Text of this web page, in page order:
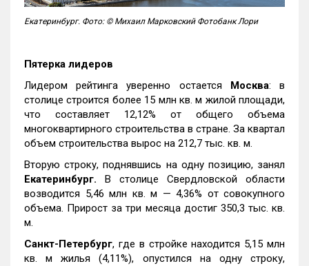
Екатеринбург. Фото: © Михаил Марковский Фотобанк Лори
Пятерка лидеров
Лидером рейтинга уверенно остается
Москва: в
столице строится более 15 млн кв. м жилой площади,
что составляет 12,12% от общего объема
многоквартирного строительства в стране. За квартал
объем строительства вырос на 212,7 тыс. кв. м.
Вторую строку, поднявшись на одну позицию, занял
Екатеринбург.
В столице Свердловской области
возводится 5,46 млн кв. м — 4,36% от совокупного
объема. Прирост за три месяца достиг 350,3 тыс. кв.
м.
Санкт-Петербург, где в стройке находится 5,15 млн
кв. м жилья (4,11%), опустился на одну строку,